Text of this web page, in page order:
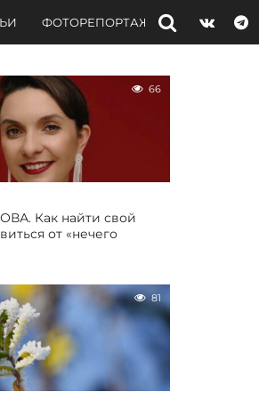
ФОТОРЕПОРТАЖИ ИНТЕРВЬЮ
66
Как найти свой
от «нечего
81